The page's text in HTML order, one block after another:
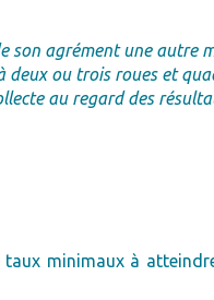
son agrément une autre
deux ou trois roues et
au regard des
taux minimaux à